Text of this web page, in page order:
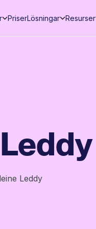
PriserLösningar Resurser
Leddy